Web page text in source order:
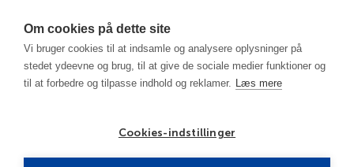
Om cookies på dette site
Vi bruger cookies til at indsamle og analysere oplysninger på
stedet ydeevne og brug, til at give de sociale medier funktioner og
til at forbedre og tilpasse indhold og reklamer. Læs mere
Cookies-indstillinger